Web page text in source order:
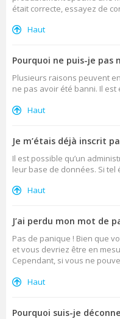
était correcte, essayez de
Haut
Pourquoi ne puis-je pas
Plusieurs raisons peuvent
ne pas avoir été banni. Il
Haut
Je m’étais déjà inscrit
Il est possible qu’un
leur base de données. Si
Haut
J’ai perdu mon mot de
Pas de panique ! Bien que
et vous devriez être en
Cependant, si vous ne
Haut
Pourquoi suis-je